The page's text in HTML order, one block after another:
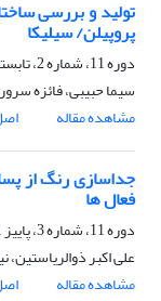
تولید و بررسی
پروپیلن/ سیلیکا
دوره 11، شماره 2، تابستان 1401، صفحه
سیما حبیبی، فائزه
مشاهده مقاله
جداسازی رنگ از
فعال ها
دوره 11، شماره 3، پاییز 1401، صفحه
علی اکبر ذوالریاستین،
مشاهده مقاله